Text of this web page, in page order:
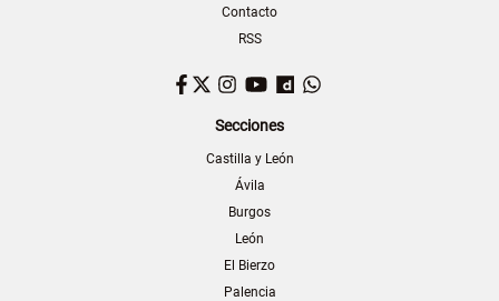
Contacto
RSS
Facebook
TwitterInstagram
YouTubeDailymotion
Secciones
Castilla y León
Ávila
Burgos
León
El Bierzo
Palencia